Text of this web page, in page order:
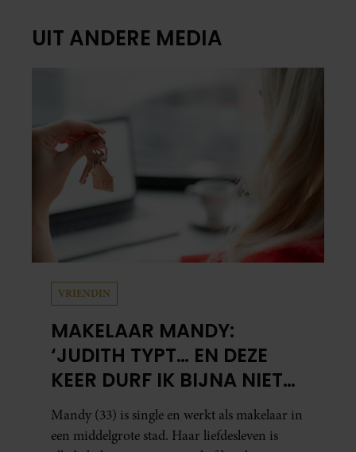
UIT ANDERE MEDIA
VRIENDIN
MAKELAAR MANDY:
‘JUDITH TYPT… EN DEZE
KEER DURF IK BIJNA NIET
TE LEZEN WAT ER KOMT’
Mandy (33) is single en werkt als makelaar in
een middelgrote stad. Haar liefdesleven is